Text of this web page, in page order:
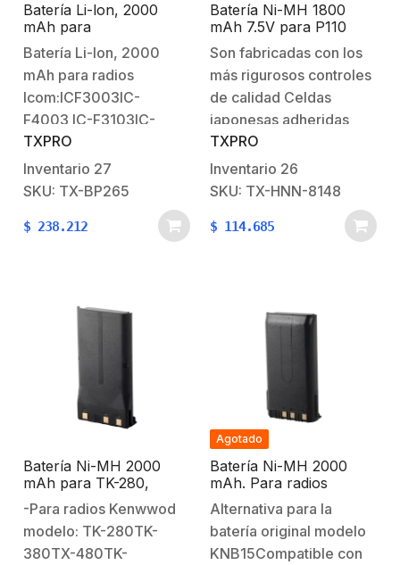
Batería Li-lon, 2000
mAh para
ICF3003/4003
Batería Li-lon, 2000
mAh para radios
Icom:ICF3003IC-
F4003 IC-F3103IC-
F4103 DSIC-
F4103DT IC-F3210DIC-
F4210DAlternativa para
modelo BP265-Batería
uso rudo.-Fabricada con
policarbonato de súper
alta resistencia.-Celda
de alta duración
fabricada en Japón.-
de escritorio con esta
batería…
TXPRO
Inventario 27
SKU: TX-BP265
$ 238.212
Batería Ni-MH 1800
mAh 7.5V para P110
Son fabricadas con los
más rigurosos controles
de calidad Celdas
japonesas adheridas
con epóxido para evitar
vibraciones o
movimiento.Carcasas
puro sin reciclaje y
golpes para evitar
quebradurasCumple con
especificaciones
militares. ¡Incluye
garantía de un…
TXPRO
Inventario 26
SKU: TX-HNN-8148
$ 114.685
Batería Ni-MH 2000
mAh para TK-280,
TK380
-Para radios Kenwwod
modelo: TK-280TK-
380TX-480TK-
Agotado
Batería Ni-MH 2000
mAh. Para radios
Kenwood TK2100,
TK3100, TK2102 (A),
TK3102 (A)
Alternativa para la
batería original modelo
KNB15Compatible con